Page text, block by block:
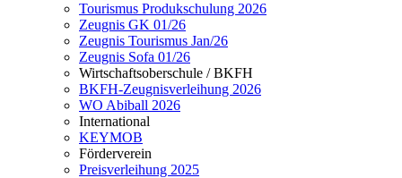
Tourismus Produkschulung 2026
Zeugnis GK 01/26
Zeugnis Tourismus Jan/26
Zeugnis Sofa 01/26
Wirtschaftsoberschule / BKFH
BKFH-Zeugnisverleihung 2026
WO Abiball 2026
International
KEYMOB
Förderverein
Preisverleihung 2025